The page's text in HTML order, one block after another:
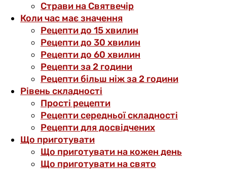
Страви на Святвечір
Коли час має значення
Рецепти до 15 хвилин
Рецепти до 30 хвилин
Рецепти до 60 хвилин
Рецепти за 2 години
Рецепти більш ніж за 2 години
Рівень складності
Прості рецепти
Рецепти середньої складності
Рецепти для досвідчених
Що приготувати
Що приготувати на кожен день
Що приготувати на свято